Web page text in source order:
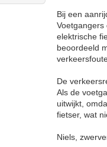
Bij een
elektrische
beoordeeld
De
Als de
uitwijkt,
fietser, wat
Niels,